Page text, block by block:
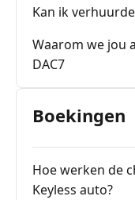
Kan ik
Waarom we jou
DAC7
Boekingen
Hoe werken de
Keyless auto?